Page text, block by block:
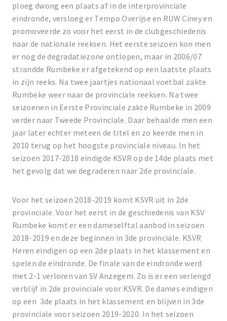
ploeg dwong een plaats af in de interprovinciale
eindronde, versloeg er Tempo Overijse en RUW Ciney en
promoveerde zo voor het eerst in de clubgeschiedenis
naar de nationale reeksen. Het eerste seizoen kon men
er nog de degradatiezone ontlopen, maar in 2006/07
strandde Rumbeke er afgetekend op een laatste plaats
in zijn reeks. Na twee jaartjes nationaal voetbal zakte
Rumbeke weer naar de provinciale reeksen. Na twee
seizoenen in Eerste Provinciale zakte Rumbeke in 2009
verder naar Tweede Provinciale. Daar behaalde men een
jaar later echter meteen de titel en zo keerde men in
2010 terug op het hoogste provinciale niveau. In het
seizoen 2017-2018 eindigde KSVR op de 14de plaats met
het gevolg dat we degraderen naar 2de provinciale.
Voor het seizoen 2018-2019 komt KSVR uit in 2de
provinciale. Voor het eerst in de geschiedenis van KSV
Rumbeke komt er een dameselftal aanbod in seizoen
2018-2019 en deze beginnen in 3de provinciale. KSVR
Heren eindigen op een 2de plaats in het klassement en
spelen de eindronde. De finale van de eindronde werd
met 2-1 verloren van SV Anzegem. Zo is er een verlengd
verblijf in 2de provinciale voor KSVR. De dames eindigen
op een 3de plaats in het klassement en blijven in 3de
provinciale voor seizoen 2019-2020. In het seizoen